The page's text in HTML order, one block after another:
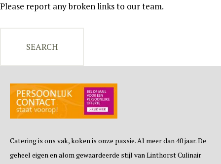
Please report any broken links to our team.
Catering is ons vak, koken is onze passie. Al meer dan 40 jaar. De
geheel eigen en alom gewaardeerde stijl van Linthorst Culinair